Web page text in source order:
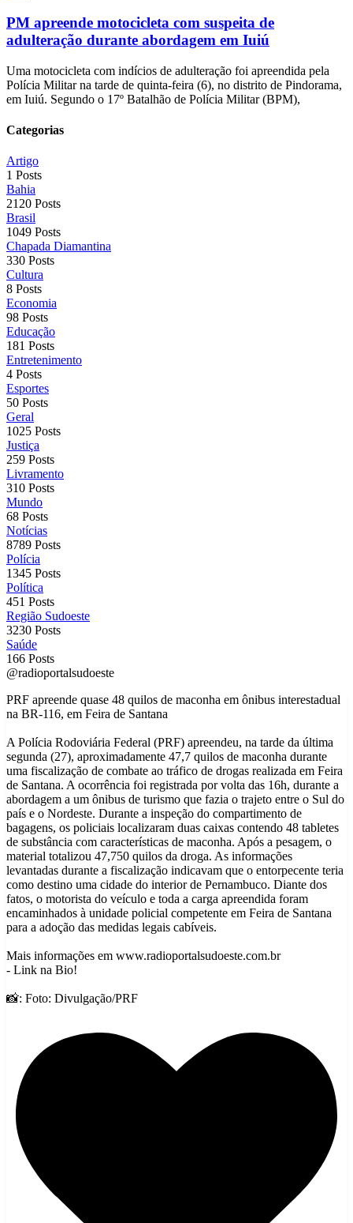
PM apreende motocicleta com suspeita de
adulteração durante abordagem em Iuiú
Uma motocicleta com indícios de adulteração foi apreendida pela
Polícia Militar na tarde de quinta-feira (6), no distrito de Pindorama,
em Iuiú. Segundo o 17º Batalhão de Polícia Militar (BPM),
Categorias
Artigo
1 Posts
Bahia
2120 Posts
Brasil
1049 Posts
Chapada Diamantina
330 Posts
Cultura
8 Posts
Economia
98 Posts
Educação
181 Posts
Entretenimento
4 Posts
Esportes
50 Posts
Geral
1025 Posts
Justiça
259 Posts
Livramento
310 Posts
Mundo
68 Posts
Notícias
8789 Posts
Polícia
1345 Posts
Política
451 Posts
Região Sudoeste
3230 Posts
Saúde
166 Posts
@radioportalsudoeste
PRF apreende quase 48 quilos de maconha em ônibus interestadual
na BR-116, em Feira de Santana
A Polícia Rodoviária Federal (PRF) apreendeu, na tarde da última
segunda (27), aproximadamente 47,7 quilos de maconha durante
uma fiscalização de combate ao tráfico de drogas realizada em Feira
de Santana. A ocorrência foi registrada por volta das 16h, durante a
abordagem a um ônibus de turismo que fazia o trajeto entre o Sul do
país e o Nordeste. Durante a inspeção do compartimento de
bagagens, os policiais localizaram duas caixas contendo 48 tabletes
de substância com características de maconha. Após a pesagem, o
material totalizou 47,750 quilos da droga. As informações
levantadas durante a fiscalização indicavam que o entorpecente teria
como destino uma cidade do interior de Pernambuco. Diante dos
fatos, o motorista do veículo e toda a carga apreendida foram
encaminhados à unidade policial competente em Feira de Santana
para a adoção das medidas legais cabíveis.
Mais informações em www.radioportalsudoeste.com.br
- Link na Bio!
📸: Foto: Divulgação/PRF